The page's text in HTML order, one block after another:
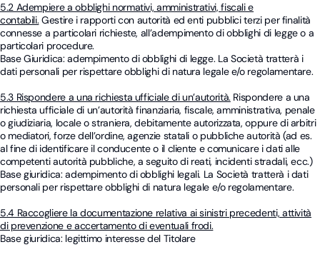
5.2 Adempiere a obblighi normativi, amministrativi, fiscali e
contabili. Gestire i rapporti con autorità ed enti pubblici terzi per finalità
connesse a particolari richieste, all’adempimento di obblighi di legge o a
particolari procedure.
Base Giuridica: adempimento di obblighi di legge. La Società tratterà i
dati personali per rispettare obblighi di natura legale e/o regolamentare.
5.3 Rispondere a una richiesta ufficiale di un’autorità. Rispondere a una
richiesta ufficiale di un’autorità finanziaria, fiscale, amministrativa, penale
o giudiziaria, locale o straniera, debitamente autorizzata, oppure di arbitri
o mediatori, forze dell’ordine, agenzie statali o pubbliche autorità (ad es.
al fine di identificare il conducente o il cliente e comunicare i dati alle
competenti autorità pubbliche, a seguito di reati, incidenti stradali, ecc.)
Base giuridica: adempimento di obblighi legali. La Società tratterà i dati
personali per rispettare obblighi di natura legale e/o regolamentare.
5.4 Raccogliere la documentazione relativa ai sinistri precedenti, attività
di prevenzione e accertamento di eventuali frodi.
Base giuridica: legittimo interesse del Titolare